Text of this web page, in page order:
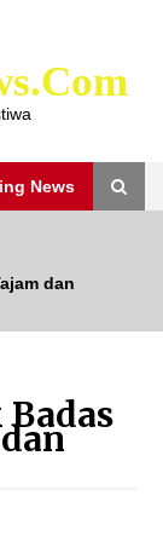
News
dan
Badas